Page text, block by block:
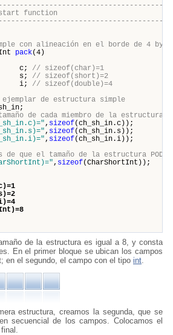
start
con alineación en el borde de 4
pack(4)
// sizeof(char)=1
// sizeof(short)=2
// sizeof(double)=4
de estructura simple
de cada miembro de la estructura
, sizeof(ch_sh_in.c));
, sizeof(ch_sh_in.s));
, sizeof(ch_sh_in.i));
de que el tamaño de la estructura POD
, sizeof(CharShortInt));
de la estructura es igual a 8, y consta
En el primer bloque se ubican los campos
en el segundo, el campo con el tipo int
estructura, creamos la segunda, que se
secuencial de los campos. Colocamos el